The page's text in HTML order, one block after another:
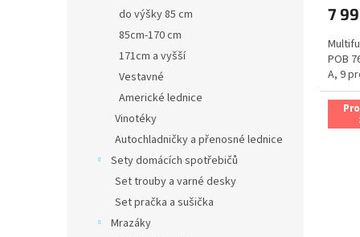
do výšky 85 cm
85cm-170 cm
171cm a vyšší
Vestavné
Americké lednice
Vinotéky
Autochladničky a přenosné lednice
Sety domácích spotřebičů
Set trouby a varné desky
Set pračka a sušička
Mrazáky
je
z
5
7
POB
A, 9